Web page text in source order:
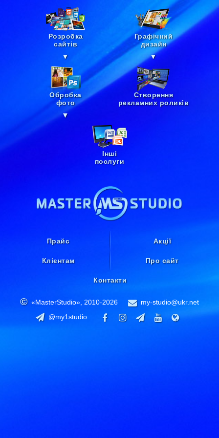
Розробка
сайтів
▼
Графічний
дизайн
▼
Обробка
фото
▼
Створення
рекламних роликів
Інші
послуги
Прайс Акції
Клієнтам Про сайт
Контакти
«MasterStudio», 2010-2026
my-studio@ukr.net
@my1studio